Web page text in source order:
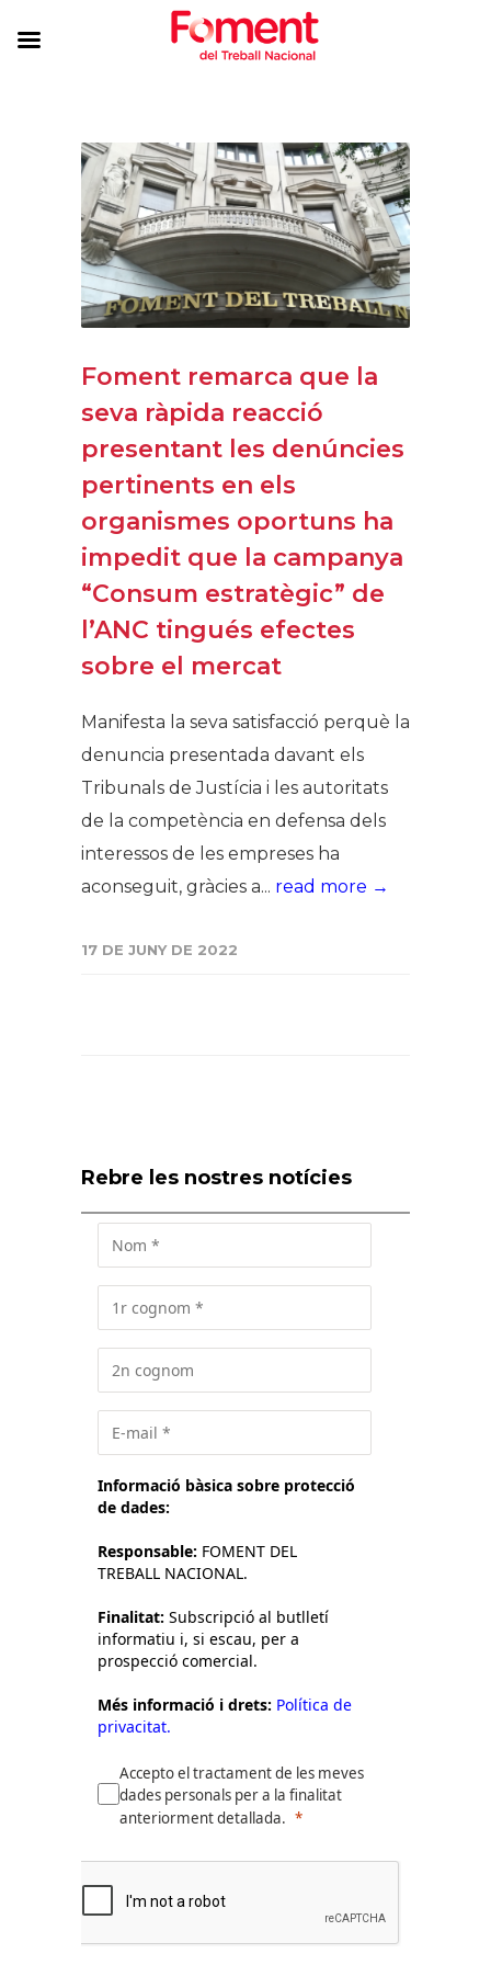
Foment remarca que la
seva ràpida reacció
presentant les denúncies
pertinents en els
organismes oportuns ha
impedit que la campanya
“Consum estratègic” de
l’ANC tingués efectes
sobre el mercat
Manifesta la seva satisfacció perquè la
denuncia presentada davant els
Tribunals de Justícia i les autoritats
de la competència en defensa dels
interessos de les empreses ha
aconseguit, gràcies a... read more →
17 DE JUNY DE 2022
Rebre les nostres notícies
Informació bàsica sobre protecció
de dades:
Responsable: FOMENT DEL
TREBALL NACIONAL.
Finalitat: Subscripció al butlletí
informatiu i, si escau, per a
prospecció comercial.
Més informació i drets: Política de
privacitat.
Accepto el tractament de les meves
dades personals per a la finalitat
anteriorment detallada.